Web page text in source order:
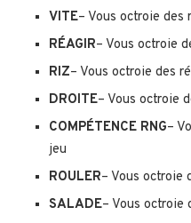
VITE– Vous octroie des
RÉAGIR– Vous octroie
RIZ– Vous octroie des
DROITE– Vous octroie
COMPÉTENCE RNG–
jeu
ROULER– Vous octroie
SALADE– Vous octroie